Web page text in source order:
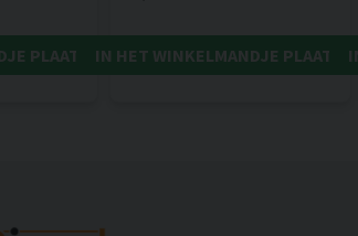
PLAATSENIN HET WINKELMANDJE